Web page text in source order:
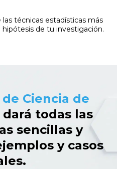
técnicas estadísticas más
de tu investigación.
Ciencia de
todas las
sencillas y
y casos